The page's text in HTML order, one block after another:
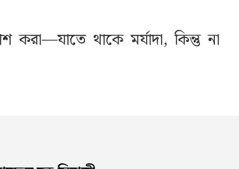
করা—যাতে থাকে মর্যাদা, কিন্তু না